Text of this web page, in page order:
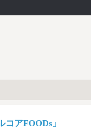
アFOODs」